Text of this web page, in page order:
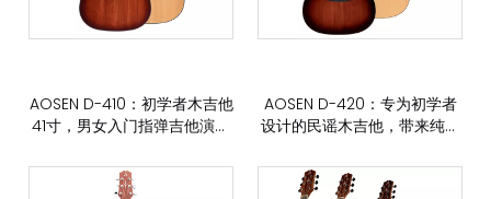
AOSEN D-410：初学者木吉他
41寸，男女入门指弹吉他演奏
AOSEN D-420：专为初学者
设计的民谣木吉他，带来纯净